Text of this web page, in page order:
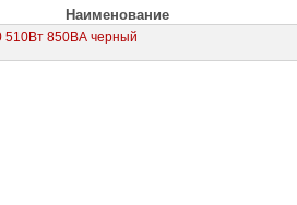
Наименование
510Вт 850ВА черный